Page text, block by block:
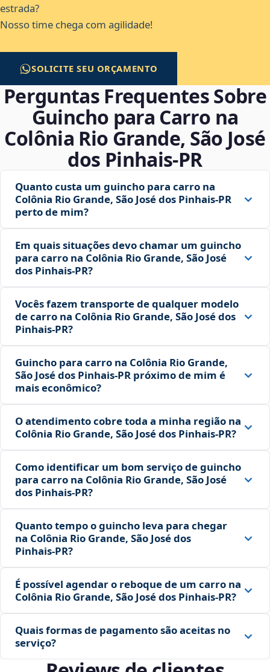
estrada?
Nosso time chega com agilidade!
SOLICITE SEU ORÇAMENTO
Perguntas Frequentes Sobre
Guincho para Carro na
Colônia Rio Grande, São José
dos Pinhais‑PR
Quanto custa um guincho para carro na
Colônia Rio Grande, São José dos Pinhais‑PR
perto de mim?
Em quais situações devo chamar um guincho
para carro na Colônia Rio Grande, São José
dos Pinhais‑PR?
Vocês fazem transporte de qualquer modelo
de carro na Colônia Rio Grande, São José dos
Pinhais‑PR?
Guincho para carro na Colônia Rio Grande,
São José dos Pinhais‑PR próximo de mim é
mais econômico?
O atendimento cobre toda a minha região na
Colônia Rio Grande, São José dos Pinhais‑PR?
Como identificar um bom serviço de guincho
para carro na Colônia Rio Grande, São José
dos Pinhais‑PR?
Quanto tempo o guincho leva para chegar
na Colônia Rio Grande, São José dos
Pinhais‑PR?
É possível agendar o reboque de um carro na
Colônia Rio Grande, São José dos Pinhais‑PR?
Quais formas de pagamento são aceitas no
serviço?